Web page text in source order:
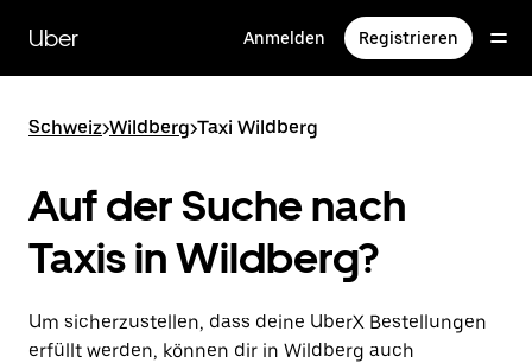
zum
Hauptinhalt
Uber Anmelden Registrieren
Schweiz>Wildberg>Taxi Wildberg
Auf der Suche nach
Taxis in Wildberg?
Um sicherzustellen, dass deine UberX Bestellungen
erfüllt werden, können dir in Wildberg auch